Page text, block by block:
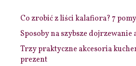
Co zrobić z liści kalafiora? 7
Sposoby na szybsze dojrzewanie
Trzy praktyczne akcesoria
prezent